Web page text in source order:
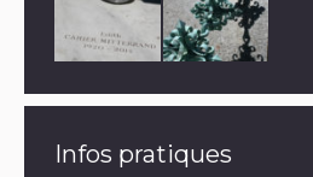
Infos pratiques